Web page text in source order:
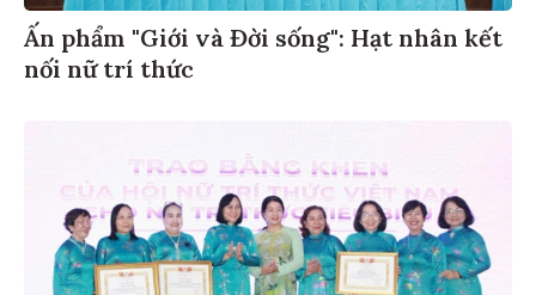
Ấn phẩm "Giới và Đời sống": Hạt nhân kết
nối nữ trí thức